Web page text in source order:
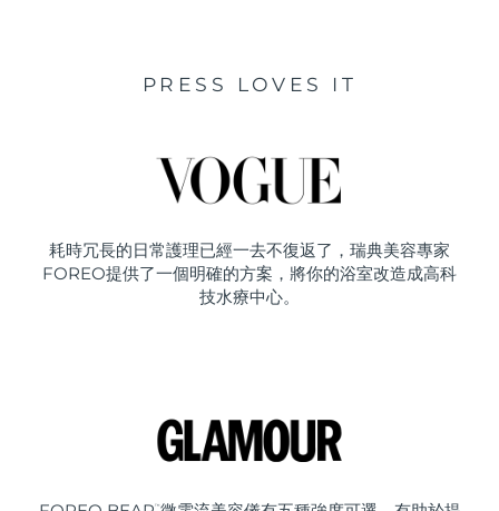
PRESS LOVES IT
耗時冗長的日常護理已經一去不復返了，瑞典美容專家
FOREO提供了一個明確的方案，將你的浴室改造成高科
技水療中心。
™